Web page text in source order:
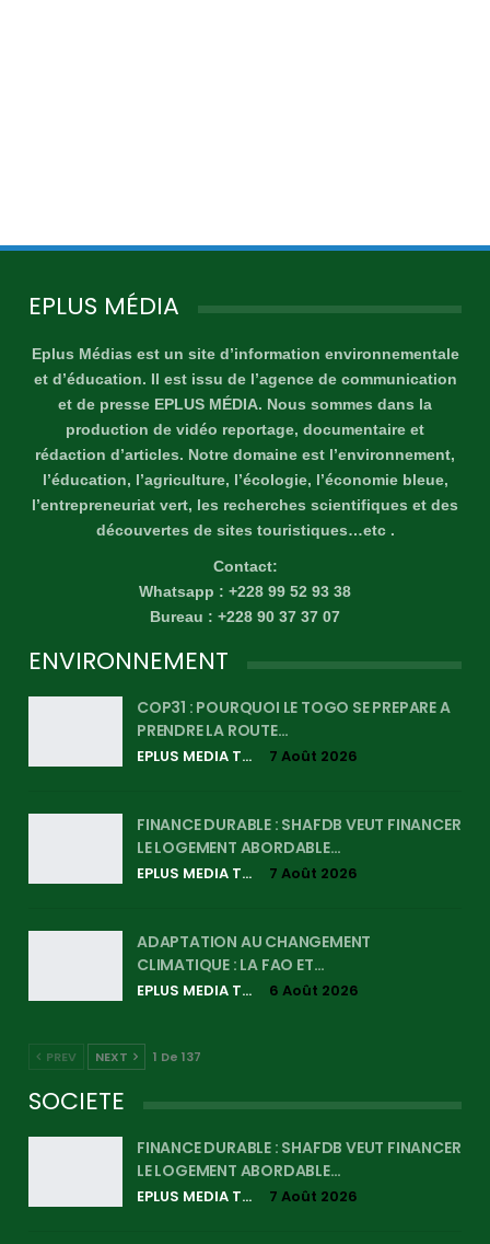
EPLUS MÉDIA
Eplus Médias est un site d’information environnementale
et d’éducation. Il est issu de l’agence de communication
et de presse EPLUS MÉDIA. Nous sommes dans la
production de vidéo reportage, documentaire et
rédaction d’articles. Notre domaine est l’environnement,
l’éducation, l’agriculture, l’écologie, l’économie bleue,
l’entrepreneuriat vert, les recherches scientifiques et des
découvertes de sites touristiques…etc .
Contact:
Whatsapp : +228 99 52 93 38
Bureau : +228 90 37 37 07
ENVIRONNEMENT
COP31 : POURQUOI LE TOGO SE PREPARE A
PRENDRE LA ROUTE…
EPLUS MEDIA TV 7 Août 2026
FINANCE DURABLE : SHAFDB VEUT FINANCER
LE LOGEMENT ABORDABLE…
EPLUS MEDIA TV 7 Août 2026
ADAPTATION AU CHANGEMENT
CLIMATIQUE : LA FAO ET…
EPLUS MEDIA TV 6 Août 2026
PREV NEXT 1 De 137
SOCIETE
FINANCE DURABLE : SHAFDB VEUT FINANCER
LE LOGEMENT ABORDABLE…
EPLUS MEDIA TV 7 Août 2026